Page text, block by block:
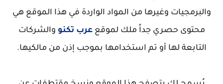
والبرمجيات وغيرها من المواد الواردة في هذا الموقع هي
محتوى حصري جداً ملك لموقععرب تكنو والشركات
التابعة لها أو تم استخدامها بموجب إذن من مالكيها.